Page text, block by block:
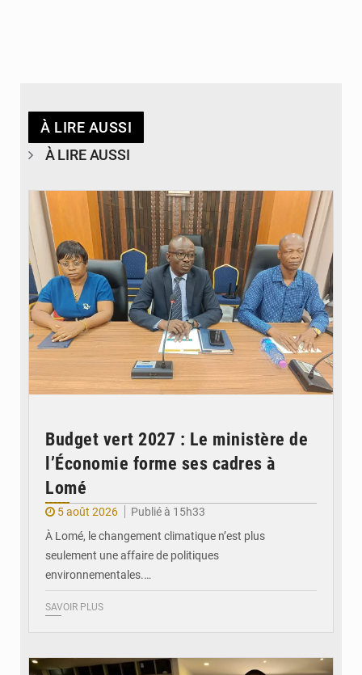
À LIRE AUSSI
À LIRE AUSSI
Budget vert 2027 : Le ministère de
l’Économie forme ses cadres à
Lomé
5 août 2026
Publié à 15h33
À Lomé, le changement climatique n’est plus
seulement une affaire de politiques
environnementales.…
SAVOIR PLUS